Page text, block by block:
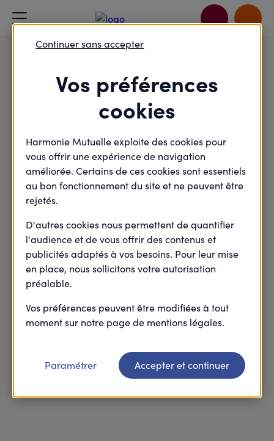
Accueil
Je rejoins le débat
L'activité physique, un allié pour rester en bonne santé
Sport - Alimentation
L'activité physique, un
allié pour rester en bonne
santé
15
Vos préférences
cookies
Harmonie Mutuelle exploite des cookies pour
vous offrir une expérience de navigation
améliorée. Certains de ces cookies sont essentiels
au bon fonctionnement du site et ne peuvent être
rejetés.
D'autres cookies nous permettent de quantifier
l'audience et de vous offrir des contenus et
publicités adaptés à vos besoins. Pour leur mise
en place, nous sollicitons votre autorisation
préalable.
Vos préférences peuvent être modifiées à tout
moment sur notre page de mentions légales.
Continuer sans accepter
Paramétrer Accepter et continuer